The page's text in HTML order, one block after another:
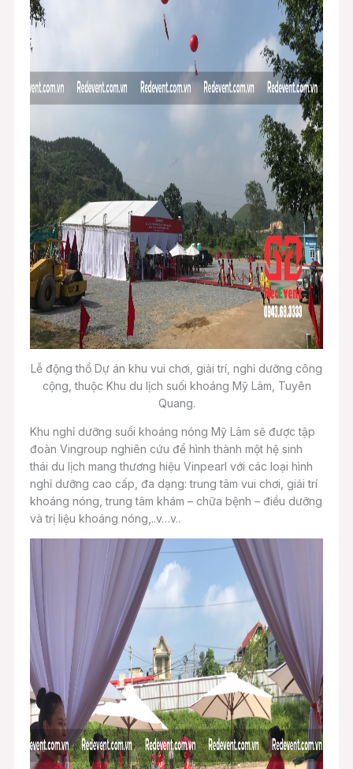
Lễ động thổ Dự án khu vui chơi, giải trí, nghỉ dưỡng công
cộng, thuộc Khu du lịch suối khoáng Mỹ Lâm, Tuyên
Quang.
Khu nghỉ dưỡng suối khoáng nóng Mỹ Lâm sẽ được tập
đoàn Vingroup nghiên cứu để hình thành một hệ sinh
thái du lịch mang thương hiệu Vinpearl với các loại hình
nghỉ dưỡng cao cấp, đa dạng: trung tâm vui chơi, giải trí
khoáng nóng, trung tâm khám – chữa bệnh – điều dưỡng
và trị liệu khoáng nóng,..v…v..